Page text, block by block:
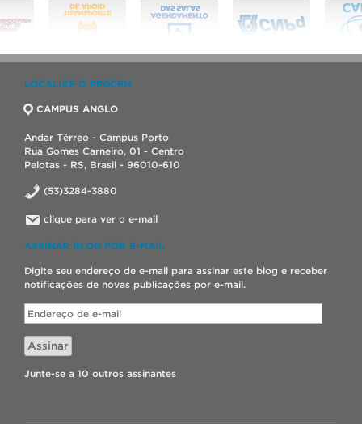
LOCALIZE O PPGCEM
CAMPUS ANGLO
Andar Térreo - Campus Porto
Rua Gomes Carneiro, 01 - Centro
Pelotas - RS, Brasil - 96010-610
(53)3284-3880
clique para ver o e-mail
ASSINAR BLOG POR E-MAIL
Digite seu endereço de e-mail para assinar este blog e receber
notificações de novas publicações por e-mail.
Endereço
de
e-
mail
Assinar
Junte-se a 10 outros assinantes